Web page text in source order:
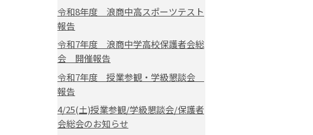
令和8年度 浪商中高スポーツテスト
報告
令和7年度 浪商中学高校保護者会総
会 開催報告
令和7年度 授業参観・学級懇談会
報告
4/25(土)授業参観/学級懇談会/保護者
会総会のお知らせ